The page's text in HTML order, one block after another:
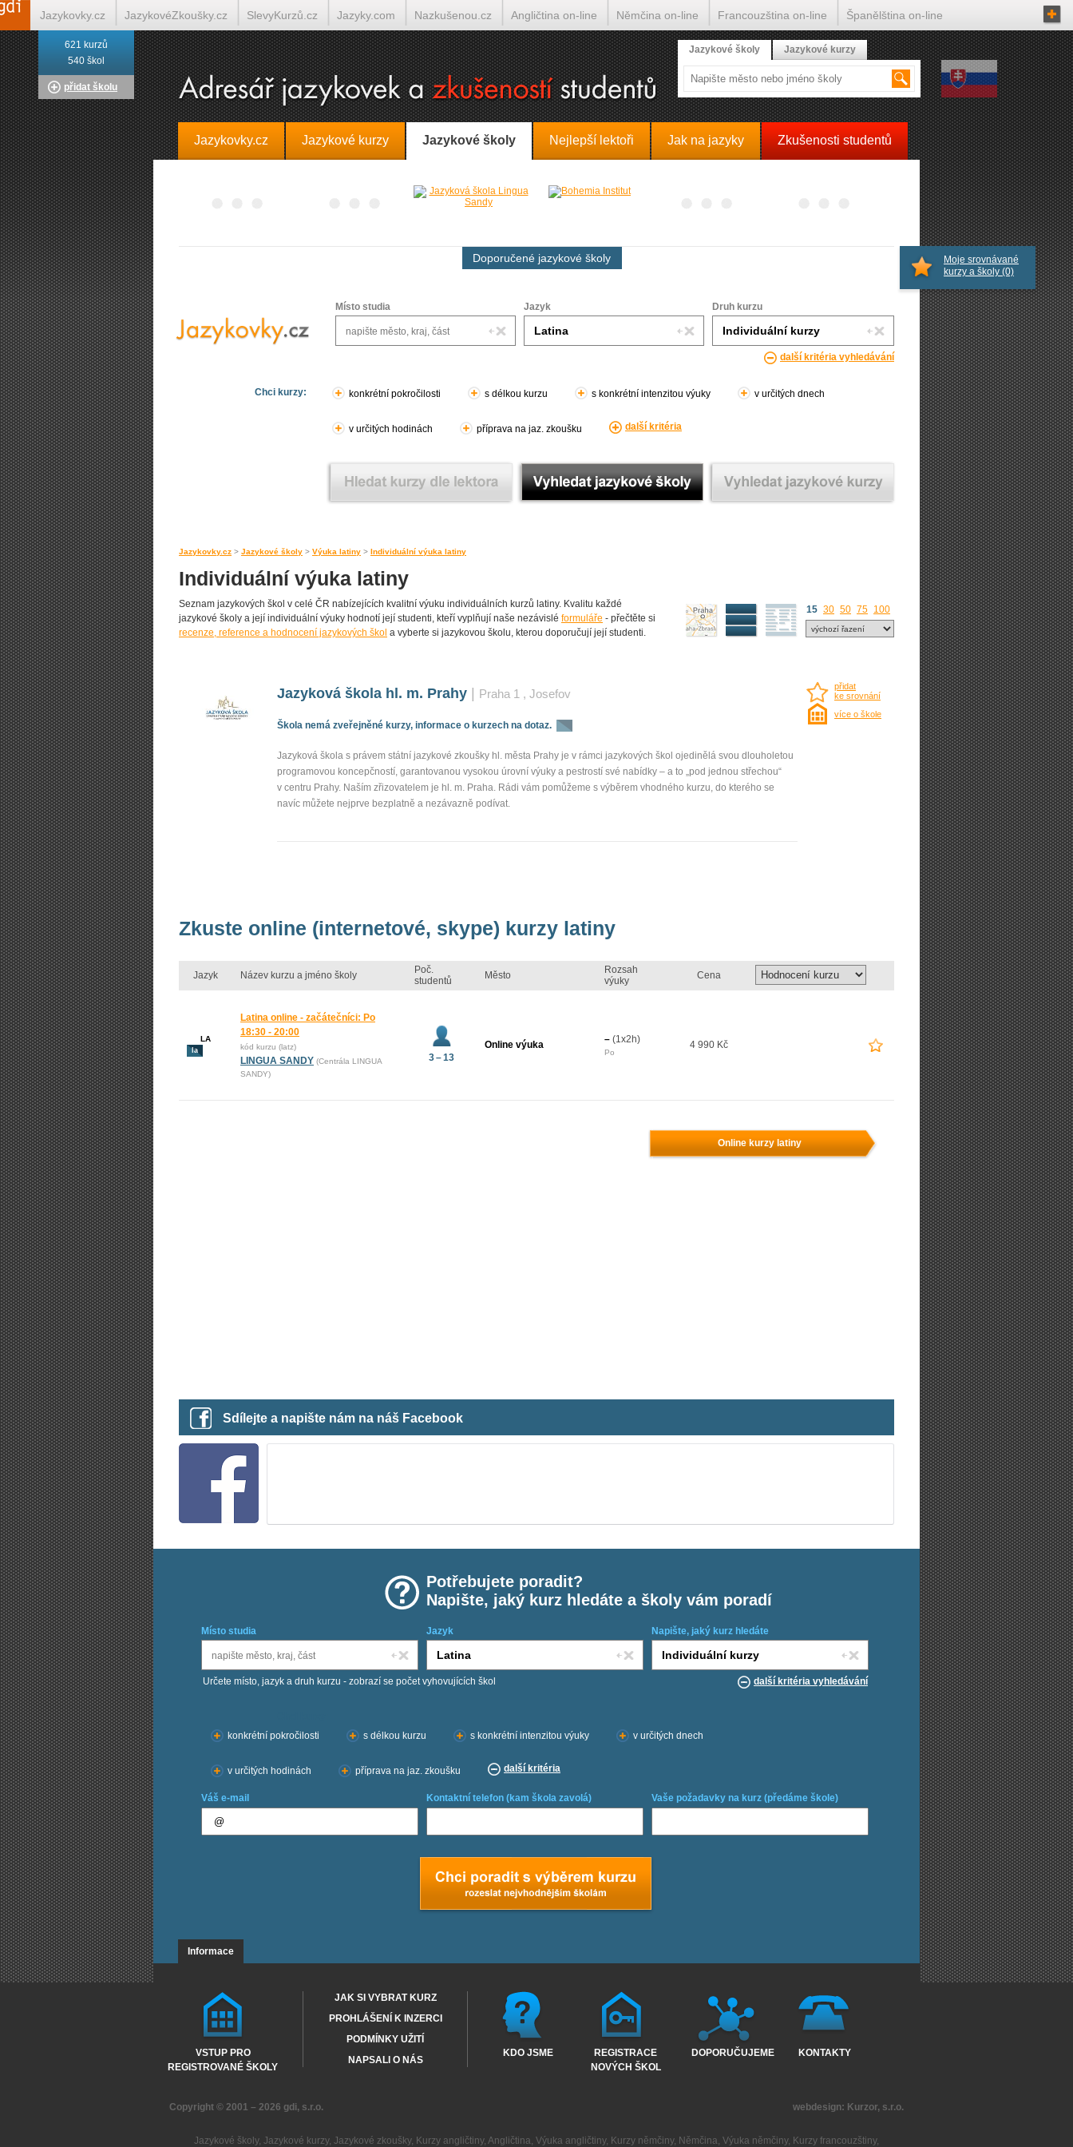
Jazykovky.cz Jazykové kurzy Jazykové školy Nejlepší lektoři Jak na jazyky Zkušenosti studentů
Doporučené jazykové školy
Místo studia Jazyk Druh kurzu
další kritéria vyhledávání
Chci kurzy: konkrétní pokročilosti s délkou kurzu s konkrétní intenzitou výuky v určitých dnech
v určitých hodinách příprava na jaz. zkoušku další kritéria
Jazykovky.cz > Jazykové školy > Výuka latiny > Individuální výuka latiny
Individuální výuka latiny
Seznam jazykových škol v celé ČR nabízejících kvalitní výuku individuálních kurzů latiny. Kvalitu každé
jazykové školy a její individuální výuky hodnotí její studenti, kteří vyplňují naše nezávislé formuláře - přečtěte si
recenze, reference a hodnocení jazykových škol a vyberte si jazykovou školu, kterou doporučují její studenti.
15 30 50 75 100
Jazyková škola hl. m. Prahy Praha 1 , Josefov
Škola nemá zveřejněné kurzy, informace o kurzech na dotaz. la
přidat
ke srovnání
více o škole
Jazyková škola s právem státní jazykové zkoušky hl. města Prahy je v rámci jazykových škol ojedinělá svou dlouholetou
programovou koncepčností, garantovanou vysokou úrovní výuky a pestrostí své nabídky – a to „pod jednou střechou“
v centru Prahy. Naším zřizovatelem je hl. m. Praha. Rádi vám pomůžeme s výběrem vhodného kurzu, do kterého se
navíc můžete nejprve bezplatně a nezávazně podívat.
Zkuste online (internetové, skype) kurzy latiny
Jazyk Název kurzu a jméno školy
Poč.
studentů
Město
Rozsah
výuky
Cena
LA
la
Latina online - začátečníci: Po
18:30 - 20:00
kód kurzu (latz)
LINGUA SANDY (Centrála LINGUA
SANDY)
3 – 13
Online výuka – (1x2h)
Po
4 990 Kč
Online kurzy latiny
Sdílejte a napište nám na náš Facebook
Potřebujete poradit?
Napište, jaký kurz hledáte a školy vám poradí
Místo studia Jazyk Napište, jaký kurz hledáte
Určete místo, jazyk a druh kurzu - zobrazí se počet vyhovujících škol další kritéria vyhledávání
konkrétní pokročilosti
s délkou kurzu s konkrétní intenzitou výuky v určitých dnech
v určitých hodinách příprava na jaz. zkoušku další kritéria
Váš e-mail Kontaktní telefon (kam škola zavolá) Vaše požadavky na kurz (předáme škole)
Moje srovnávané
kurzy a školy (0)
621 kurzů
540 škol
přidat školu
Jazykové školy Jazykové kurzy
Informace
VSTUP PRO
REGISTROVANÉ ŠKOLY
JAK SI VYBRAT KURZ
PROHLÁŠENÍ K INZERCI
PODMÍNKY UŽITÍ
NAPSALI O NÁS
KDO JSME
REGISTRACE
NOVÝCH ŠKOL
DOPORUČUJEME KONTAKTY
Copyright © 2001 – 2026 gdi, s.r.o. webdesign: Kurzor, s.r.o.
Jazykové školy, Jazykové kurzy, Jazykové zkoušky, Kurzy angličtiny, Angličtina, Výuka angličtiny, Kurzy němčiny, Němčina, Výuka němčiny, Kurzy francouzštiny,
Jazykovky.cz JazykovéZkoušky.cz SlevyKurzů.cz Jazyky.com Nazkušenou.cz Angličtina on-line Němčina on-line Francouzština on-line Španělština on-line
Italština on-line Tlumočení-Překlady.cz Překládá.cz Tlumočí.cz